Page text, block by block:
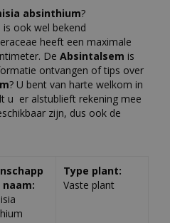
absinthium?
is ook wel bekend
heeft een maximale
De Absintalsem is
ontvangen of tips over
? U bent van harte welkom in
u er alstublieft rekening mee
zijn, dus ook de
Type plant:
Vaste plant